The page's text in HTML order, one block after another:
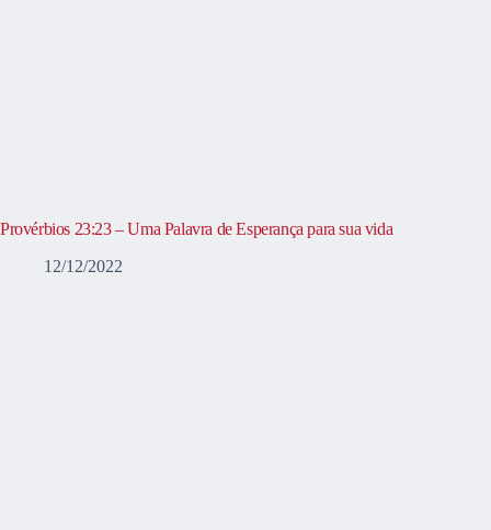
Provérbios 23:23 – Uma Palavra de Esperança para sua vida
12/12/2022